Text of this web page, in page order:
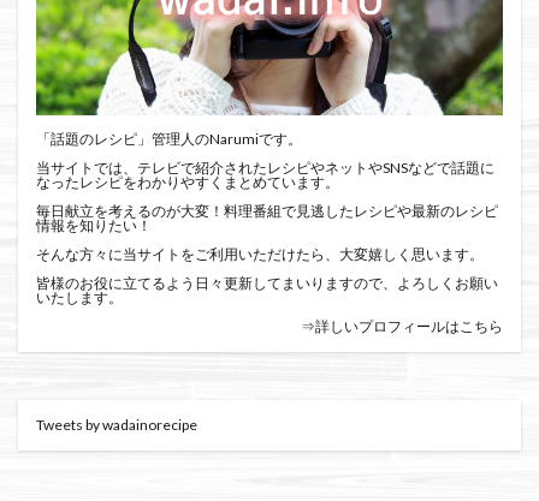
「話題のレシピ」管理人のNarumiです。
当サイトでは、テレビで紹介されたレシピやネットやSNSなどで話題に
なったレシピをわかりやすくまとめています。
毎日献立を考えるのが大変！料理番組で見逃したレシピや最新のレシピ
情報を知りたい！
そんな方々に当サイトをご利用いただけたら、大変嬉しく思います。
皆様のお役に立てるよう日々更新してまいりますので、よろしくお願い
いたします。
⇒詳しいプロフィールはこちら
Tweets by wadainorecipe